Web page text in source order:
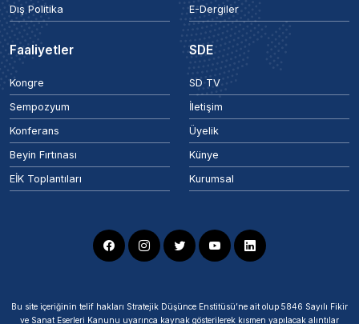
Dış Politika
E-Dergiler
Faaliyetler
Kongre
Sempozyum
Konferans
Beyin Fırtınası
EİK Toplantıları
SDE
SD TV
İletişim
Üyelik
Künye
Kurumsal
Bu site içeriğinin telif hakları Stratejik Düşünce Enstitüsü’ne ait olup 5846 Sayılı Fikir
ve Sanat Eserleri Kanunu uyarınca kaynak gösterilerek kısmen yapılacak alıntılar